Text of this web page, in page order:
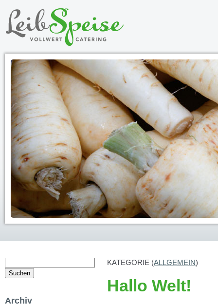
nach:
Archiv
KATEGORIE (ALLGEMEIN)
Hallo Welt!